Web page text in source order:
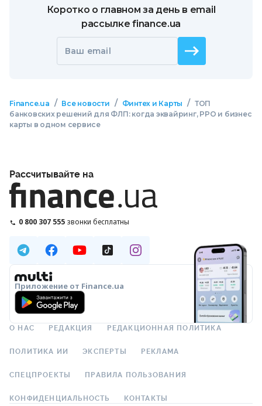
Коротко о главном за день в email
рассылке finance.ua
Ваш email
Finance.ua / Все новости / Финтех и Карты / ТОП
банковских решений для ФЛП: когда эквайринг, РРО и бизнес
карты в одном сервисе
Рассчитывайте на
0 800 307 555 звонки бесплатны
Приложение от Finance.ua
О НАС РЕДАКЦИЯ РЕДАКЦИОННАЯ ПОЛИТИКА
ПОЛИТИКА ИИ ЭКСПЕРТЫ РЕКЛАМА
СПЕЦПРОЕКТЫ ПРАВИЛА ПОЛЬЗОВАНИЯ
КОНФИДЕНЦИАЛЬНОСТЬ КОНТАКТЫ